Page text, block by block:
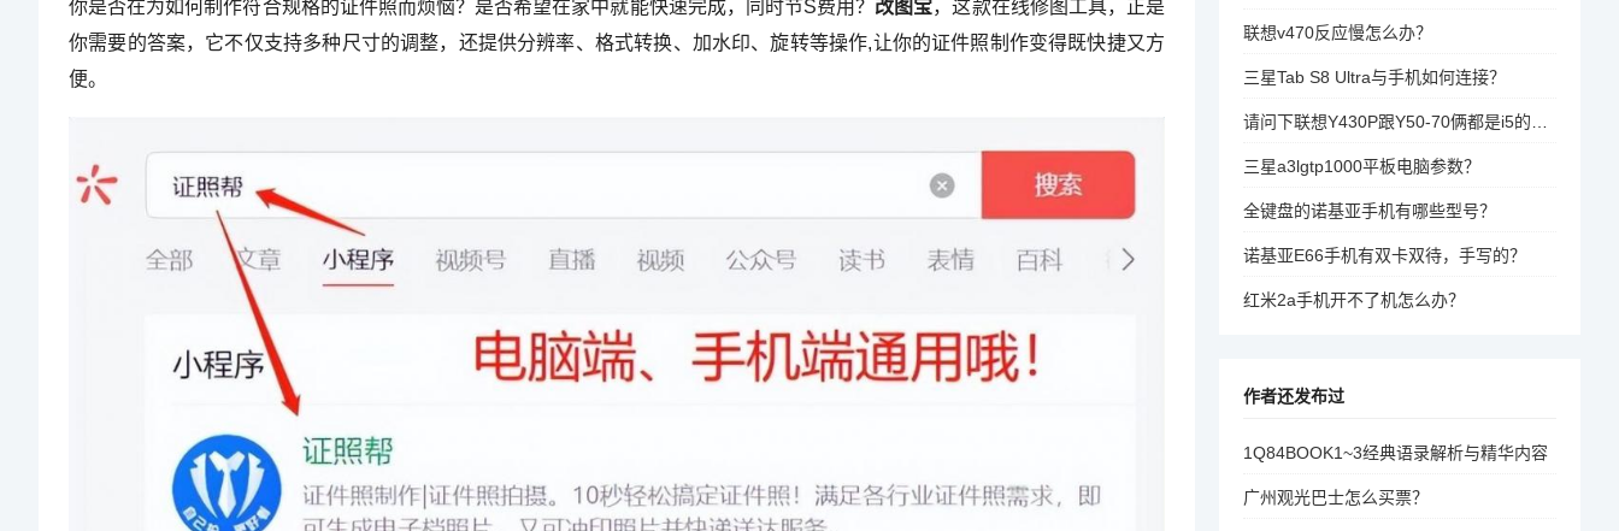
你是否在为如何制作符合规格的证件照而烦恼？是否希望在家中就能快速完成，同时节S费用？ 改图宝，这款在线修图工具，正是
你需要的答案，它不仅支持多种尺寸的调整，还提供分辨率、格式转换、加水印、旋转等操作,让你的证件照制作变得既快捷又方
便。
联想v470反应慢怎么办？
三星Tab S8 Ultra与手机如何连接？
请问下联想Y430P跟Y50-70俩都是i5的，游戏性能差别是不是很大啊?Y50比它足足贵1200块钱？
三星a3lgtp1000平板电脑参数？
全键盘的诺基亚手机有哪些型号？
诺基亚E66手机有双卡双待，手写的？
红米2a手机开不了机怎么办？
作者还发布过
1Q84BOOK1~3经典语录解析与精华内容
广州观光巴士怎么买票？